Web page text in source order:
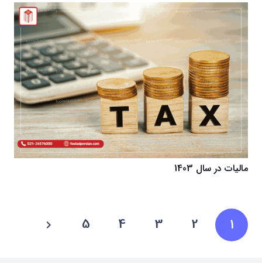
مالیات در سال 1403
1
2
3
4
5